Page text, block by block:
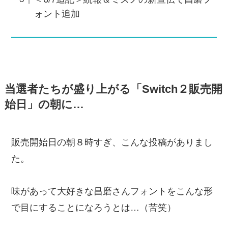
ォント追加
当選者たちが盛り上がる「Switch２販売開
始日」の朝に…
販売開始日の朝８時すぎ、こんな投稿がありまし
た。
味があって大好きな昌磨さんフォントをこんな形
で目にすることになろうとは…（苦笑）